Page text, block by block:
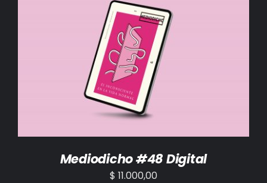
AÑADIR AL CARRITO /
Mediodicho #48 Digital
$ 11.000,00